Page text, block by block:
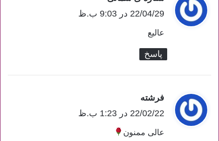
ف
22/04/29 در 9:03 ب.ظ
عالیع
پاسخ
فرشته
ف
ت
22/02/22 در 1:23 ب.ظ
عالی ممنون